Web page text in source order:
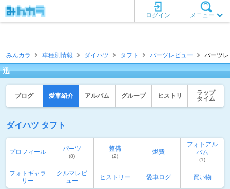
メニュー
ログイン
みんカラ 車種別情報 ダイハツ タフト パーツレビュー パーツ
迅
ブログ 愛車紹介 アルバム グループ ヒストリ
ラップ
タイム
ダイハツ タフト
プロフィール パーツ
(8)
整備
(2)
燃費
フォトアル
バム
(1)
フォトギャラ
リー
クルマレビ
ュー
ヒストリー 愛車ログ 買い物